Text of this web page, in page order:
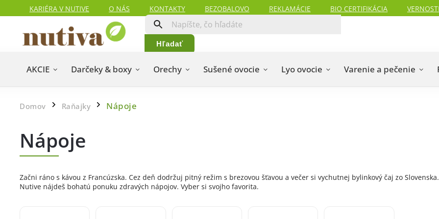
KARIÉRA V NUTIVE O NÁS KONTAKTY BEZOBALOVO REKLAMÁCIE BIO CERTIFIKÁCIA
HODNOTENIA ZÁKAZNÍKOV
MAPA SERVERU
Hľadať
AKCIE Darčeky & boxy Orechy Sušené ovocie Lyo ovocie Varenie a pečenie
Domov / Raňajky / Nápoje
Nápoje
Začni ráno s kávou z Francúzska. Cez deň dodržuj pitný režim s brezovou šťavou a večer si vychutnej bylinkový čaj zo
Nutive nájdeš bohatú ponuku zdravých nápojov. Vyber si svojho favorita.